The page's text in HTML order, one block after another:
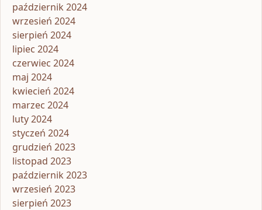
październik 2024
wrzesień 2024
sierpień 2024
lipiec 2024
czerwiec 2024
maj 2024
kwiecień 2024
marzec 2024
luty 2024
styczeń 2024
grudzień 2023
listopad 2023
październik 2023
wrzesień 2023
sierpień 2023